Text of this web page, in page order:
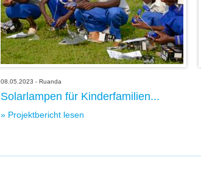
08.05.2023 - Ruanda
Solarlampen für Kinderfamilien...
» Projektbericht lesen